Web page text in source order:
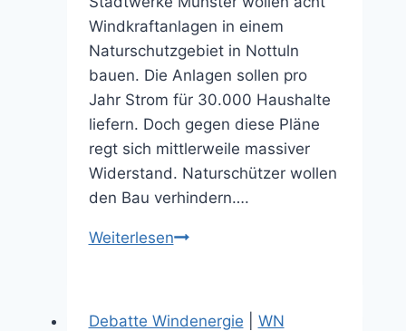
Windkraftanlagen in einem
Naturschutzgebiet in Nottuln
bauen. Die Anlagen sollen pro
Jahr Strom für 30.000 Haushalte
liefern. Doch gegen diese Pläne
regt sich mittlerweile massiver
Widerstand. Naturschützer wollen
den Bau verhindern….
WeiterlesenProtest
Debatte Windenergie
WN